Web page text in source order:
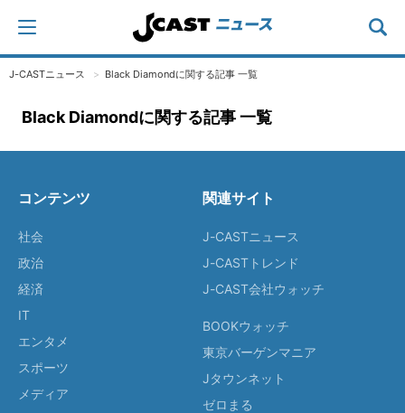
J-CASTニュース Black Diamondに関する記事 一覧
Black Diamondに関する記事 一覧
コンテンツ
社会
政治
経済
IT
エンタメ
スポーツ
メディア
関連サイト
J-CASTニュース
J-CASTトレンド
J-CAST会社ウォッチ
BOOKウォッチ
東京バーゲンマニア
Jタウンネット
ゼロまる